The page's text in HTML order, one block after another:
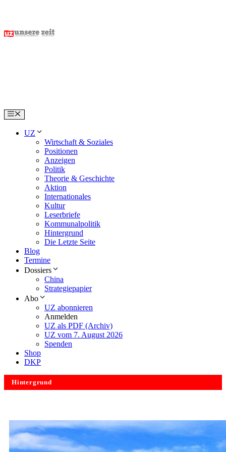
content
Menu
UZ
Wirtschaft & Soziales
Positionen
Anzeigen
Politik
Theorie & Geschichte
Aktion
Internationales
Kultur
Leserbriefe
Kommunalpolitik
Hintergrund
Die Letzte Seite
Blog
Termine
Dossiers
China
Strategiepapier
Abo
UZ abonnieren
Anmelden
UZ als PDF (Archiv)
UZ vom 7. August 2026
Spenden
Shop
DKP
Hintergrund